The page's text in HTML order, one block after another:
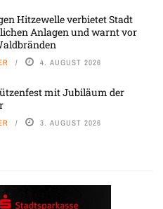
Hitzewelle verbietet Stadt
Anlagen und warnt vor
4. AUGUST 2026
mit Jubiläum der
3. AUGUST 2026